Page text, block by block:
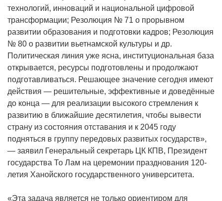
технологий, инноваций и национальной цифровой
трансформации; Резолюция № 71 о прорывном
развитии образования и подготовки кадров; Резолюция
№ 80 о развитии вьетнамской культуры и др.
Политическая линия уже ясна, институциональная база
открывается, ресурсы подготовлены и продолжают
подготавливаться. Решающее значение сегодня имеют
действия — решительные, эффективные и доведённые
до конца — для реализации высокого стремления к
развитию в ближайшие десятилетия, чтобы вывести
страну из состояния отставания и к 2045 году
подняться в группу передовых развитых государств»,
— заявил Генеральный секретарь ЦК КПВ, Президент
государства То Лам на церемонии празднования 120-
летия Ханойского государственного университета.
«Эта задача является не только ориентиром для